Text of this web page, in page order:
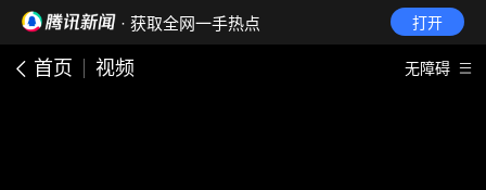
· 获取全网一手热点 打开
首页 视频 无障碍